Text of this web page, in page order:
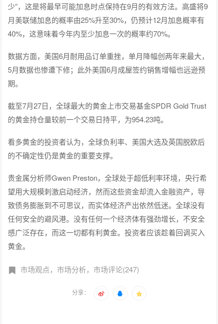
少”，这是将最早可能加息时点保持在9月的有效方法。高盛将9
月美联储加息的概率由25%升至30%，仍预计12月加息概率有
40%，这意味着今年内至少加息一次的概率约70%。
数据方面，美国6月耐用品订单重挫，单月降幅创两年来最大，
5月数据也惨遭下修；此外美国6月成屋签约销售增幅也远逊预
期。
截至7月27日，全球最大的黄金上市交易基金SPDR Gold Trust
的黄金持仓量较前一个交易日持平，为954.23吨。
看多黄金的投资者认为，全球负利率、美国大选及英国脱欧后
的不确定性仍是黄金的重要支撑。
贵金属分析师Gwen Preston，全球处于超低利率环境，央行希
望用大规模刺激启动经济，然而这些资金却流入金融资产，导
致债务膨胀到不可思议，而实体经济产出依然低迷。全球没有
任何安全的避风港。没有任何一个经济体有强劲增长，不安全
感广泛存在，而这一切都有利黄金。投资者应该趁着回调买入
黄金。
市场观点，市场分析，市场评论(247)
分享：